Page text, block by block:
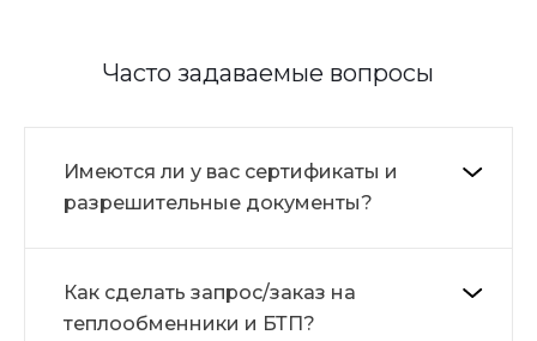
Часто задаваемые вопросы
Имеются ли у вас сертификаты и
разрешительные документы?
Как сделать запрос/заказ на
теплообменники и БТП?